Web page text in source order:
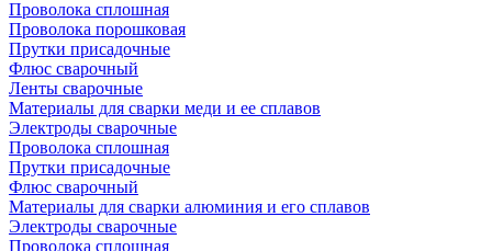
Проволока сплошная
Проволока порошковая
Прутки присадочные
Флюс сварочный
Ленты сварочные
Материалы для сварки меди и ее сплавов
Электроды сварочные
Проволока сплошная
Прутки присадочные
Флюс сварочный
Материалы для сварки алюминия и его сплавов
Электроды сварочные
Проволока сплошная